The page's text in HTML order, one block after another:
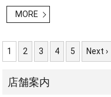
MORE
1 2 3 4 5 Next ›